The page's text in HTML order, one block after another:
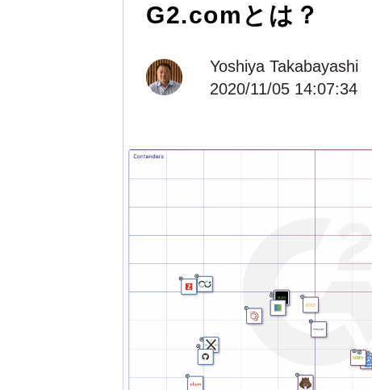
G2.comとは？
Yoshiya Takabayashi
2020/11/05 14:07:34